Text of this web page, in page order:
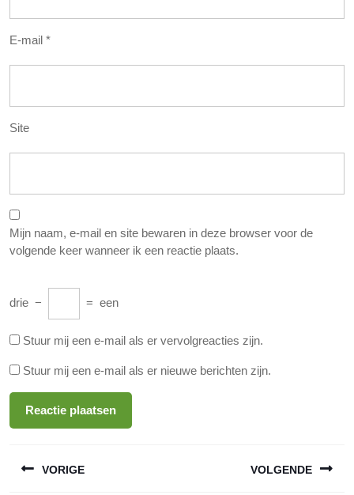
E-mail *
Site
Mijn naam, e-mail en site bewaren in deze browser voor de
volgende keer wanneer ik een reactie plaats.
drie − = een
Stuur mij een e-mail als er vervolgreacties zijn.
Stuur mij een e-mail als er nieuwe berichten zijn.
VORIGE VOLGENDE